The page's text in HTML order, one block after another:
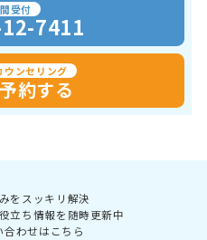
受付
7411
ウンセリング
予約する
をスッキリ解決
立ち情報を随時更新中
合わせはこちら